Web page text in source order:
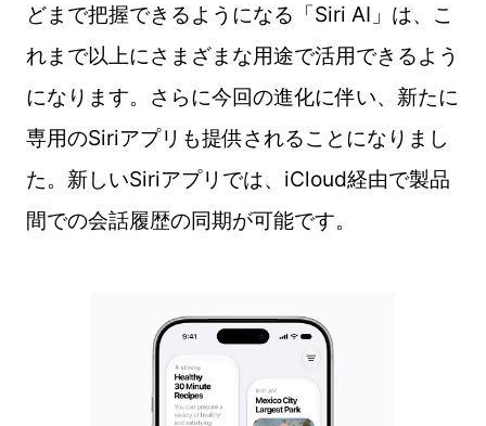
どまで把握できるようになる「Siri AI」は、こ
れまで以上にさまざまな用途で活用できるよう
になります。さらに今回の進化に伴い、新たに
専用のSiriアプリも提供されることになりまし
た。新しいSiriアプリでは、iCloud経由で製品
間での会話履歴の同期が可能です。